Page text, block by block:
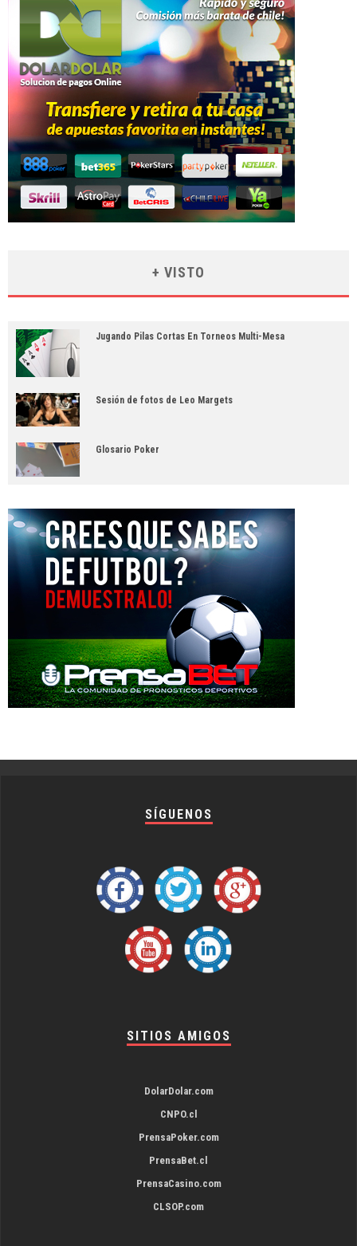
+ VISTO
Jugando Pilas Cortas En Torneos Multi-Mesa
Sesión de fotos de Leo Margets
Glosario Poker
SÍGUENOS
SITIOS AMIGOS
DolarDolar.com
CNPO.cl
PrensaPoker.com
PrensaBet.cl
PrensaCasino.com
CLSOP.com